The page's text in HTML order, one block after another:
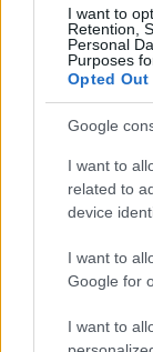
I want to
Retention,
Personal
Purposes
Opted Out
Google
I want to
related to
device
I want to
Google for
I want to